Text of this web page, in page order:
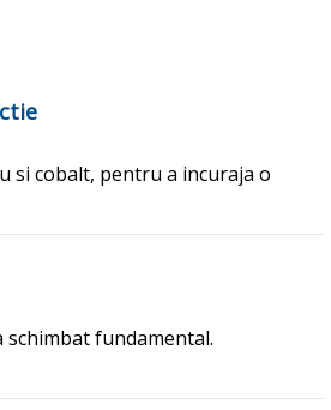
si cobalt, pentru a incuraja o
fundamental.